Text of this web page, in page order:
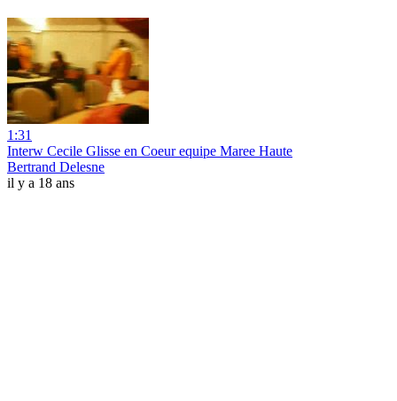
1:31
Interw Cecile Glisse en Coeur equipe Maree Haute
Bertrand Delesne
il y a 18 ans